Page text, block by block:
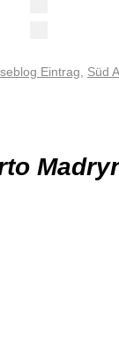
Eintrag
Süd